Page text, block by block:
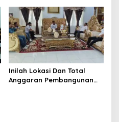
Inilah Lokasi Dan Total
Anggaran Pembangunan